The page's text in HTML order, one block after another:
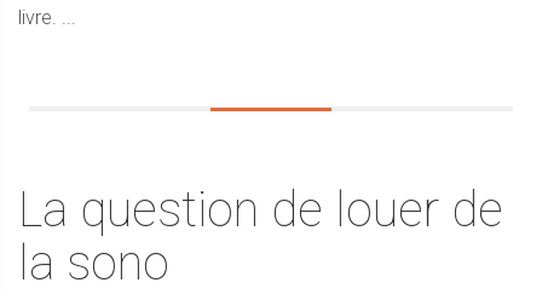
livre. ...
La question de louer de
la sono